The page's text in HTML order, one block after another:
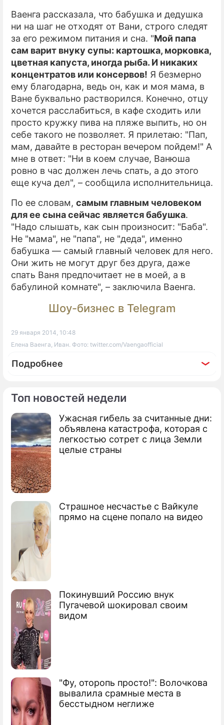
Топ новостей недели
Ужасная гибель за считанные дни:
объявлена катастрофа, которая с
легкостью сотрет с лица Земли
целые страны
Страшное несчастье с Вайкуле
прямо на сцене попало на видео
Покинувший Россию внук
Пугачевой шокировал своим
видом
"Фу, оторопь просто!": Волочкова
вывалила срамные места в
бесстыдном неглиже
Ваенга рассказала, что бабушка и дедушка
ни на шаг не отходят от Вани, строго следят
за его режимом питания и сна. "Мой папа
сам варит внуку супы: картошка, морковка,
цветная капуста, иногда рыба. И никаких
концентратов или консервов! Я безмерно
ему благодарна, ведь он, как и моя мама, в
Ване буквально растворился. Конечно, отцу
хочется расслабиться, в кафе сходить или
просто кружку пива на пляже выпить, но он
себе такого не позволяет. Я прилетаю: "Пап,
мам, давайте в ресторан вечером пойдем!" А
мне в ответ: "Ни в коем случае, Ванюша
ровно в час должен лечь спать, а до этого
еще куча дел", – сообщила исполнительница.
По ее словам, самым главным человеком
для ее сына сейчас является бабушка.
"Надо слышать, как сын произносит: "Баба".
Не "мама", не "папа", не "деда", именно
бабушка — самый главный человек для него.
Они жить не могут друг без друга, даже
спать Ваня предпочитает не в моей, а в
бабулиной комнате", – заключила Ваенга.
Шоу-бизнес в Telegram
29 января 2014, 10:48
Елена Ваенга, Иван. Фото: twitter.com/Vaengaofficial
Подробнее
По теме
Раскрыта тайна рождения сына Ваенги
Елена Ваенга показала осиную талию
Елена Ваенга перестала прятать сына